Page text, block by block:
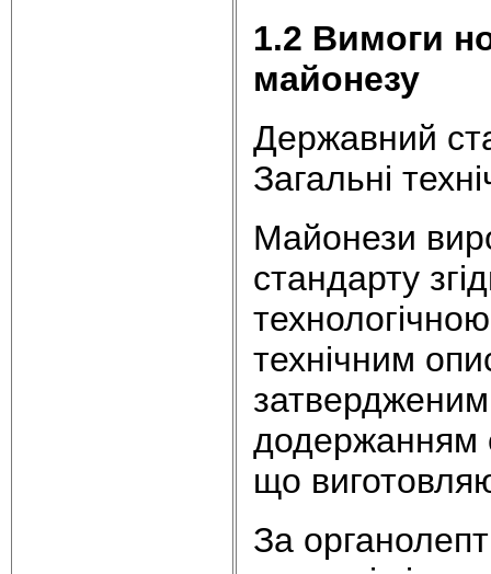
1.2 Вимоги
майонезу
Державний
Загальні
Майонези
стандарту
технічним
додержанням
що
За